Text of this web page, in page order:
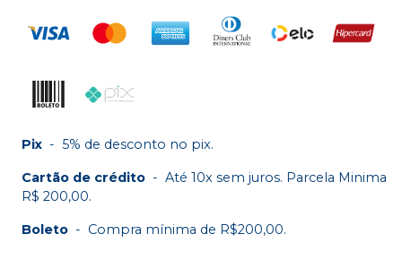
Pix - 5% de desconto no pix.
Cartão de crédito - Até 10x sem juros. Parcela Minima
R$ 200,00.
Boleto - Compra mínima de R$200,00.